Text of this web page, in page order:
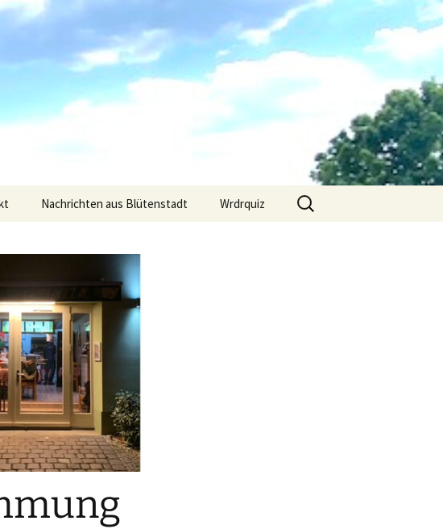
Nachrichten aus Blütenstadt Wrdrquiz
Suchen
nach: